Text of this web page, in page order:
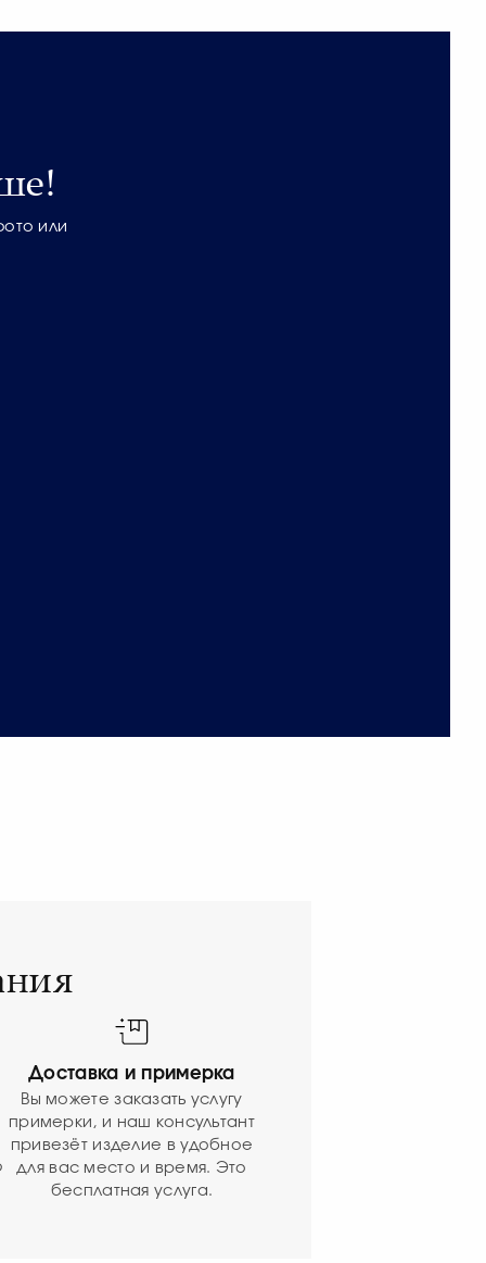
или
Доставка и примерка
Вы можете заказать услугу
примерки, и наш консультант
привезёт изделие в удобное
для вас место и время. Это
бесплатная услуга.